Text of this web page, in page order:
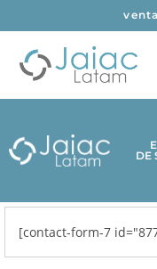
DE
[contact-form-7